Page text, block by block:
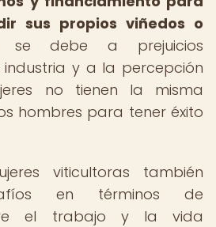
sus propios viñedos o
se debe a prejuicios
y a la percepción
no tienen la misma
hombres para tener éxito
viticultoras también
en términos de
el trabajo y la vida